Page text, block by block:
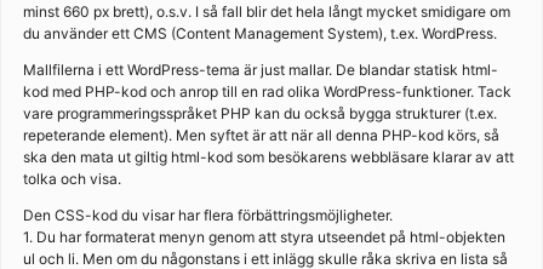
minst 660 px brett), o.s.v. I så fall blir det hela långt mycket smidigare om
du använder ett CMS (Content Management System), t.ex. WordPress.
Mallfilerna i ett WordPress-tema är just mallar. De blandar statisk html-
kod med PHP-kod och anrop till en rad olika WordPress-funktioner. Tack
vare programmeringsspråket PHP kan du också bygga strukturer (t.ex.
repeterande element). Men syftet är att när all denna PHP-kod körs, så
ska den mata ut giltig html-kod som besökarens webbläsare klarar av att
tolka och visa.
Den CSS-kod du visar har flera förbättringsmöjligheter.
1. Du har formaterat menyn genom att styra utseendet på html-objekten
ul och li. Men om du någonstans i ett inlägg skulle råka skriva en lista så